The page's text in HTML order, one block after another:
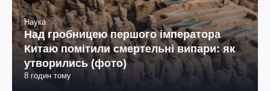
Наука
Над гробницею першого імператора
Китаю помітили смертельні випари: як
утворились (фото)
8 годин тому